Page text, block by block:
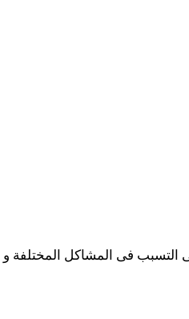
التسبب فى المشاكل المختلفة و